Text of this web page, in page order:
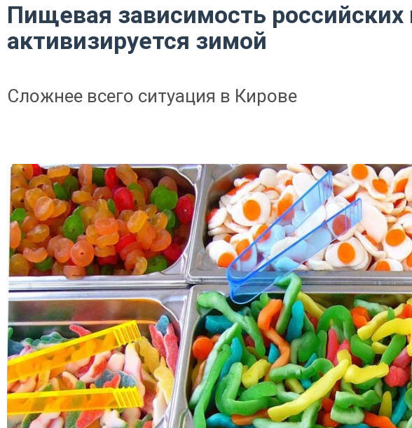
Пищевая зависимость российских
активизируется зимой
Сложнее всего ситуация в Кирове